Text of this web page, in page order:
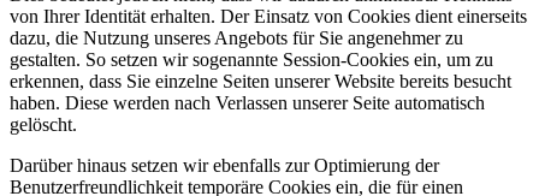
von Ihrer Identität erhalten. Der Einsatz von Cookies dient einerseits
dazu, die Nutzung unseres Angebots für Sie angenehmer zu
gestalten. So setzen wir sogenannte Session-Cookies ein, um zu
erkennen, dass Sie einzelne Seiten unserer Website bereits besucht
haben. Diese werden nach Verlassen unserer Seite automatisch
gelöscht.
Darüber hinaus setzen wir ebenfalls zur Optimierung der
Benutzerfreundlichkeit temporäre Cookies ein, die für einen